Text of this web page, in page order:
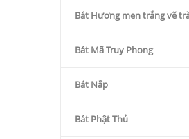
Bát Hương men trắng vẽ
Bát Mã Truy Phong
Bát Nắp
Bát Phật Thủ